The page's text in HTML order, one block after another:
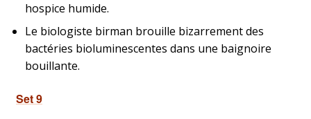
hospice humide.
Le biologiste birman brouille bizarrement des
bactéries bioluminescentes dans une baignoire
bouillante.
Set 9